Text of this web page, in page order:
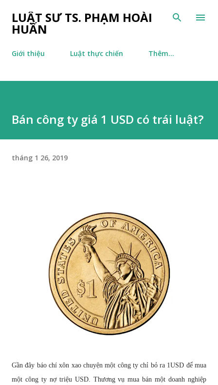
Chuyển đến nội dung chính
LUẬT SƯ TS. PHẠM HOÀI
HUẤN
Giới thiệu Luật thực chiến Thêm…
Bán công ty giá 1 USD có trái luật?
tháng 1 26, 2019
Gầnđây báo chí xôn xao chuyện một công ty chỉ bỏra 1USD đểmua
một công ty nợtriệu USD. Thương vụ mua bán một doanh nghiệp